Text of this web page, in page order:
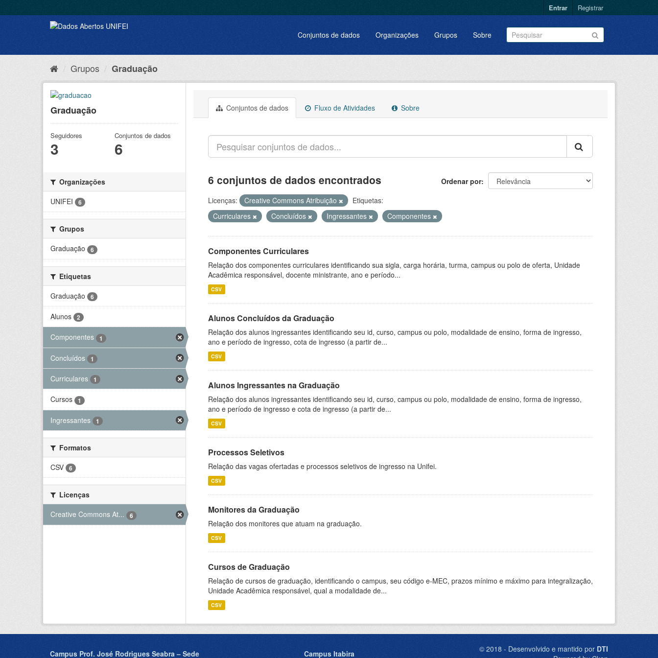
Entrar Registrar
Conjuntos de dados Organizações Grupos Sobre
Grupos Graduação
Graduação
Seguidores
3
Conjuntos de dados
6
Organizações
UNIFEI
6
Grupos
Graduação
6
Etiquetas
Graduação
6
Alunos 2
Componentes 1
Concluídos 1
Curriculares 1
Cursos 1
Ingressantes 1
Formatos
CSV
6
Licenças
Creative Commons At...
6
Conjuntos de dados Fluxo de Atividades Sobre
Ordenar por
6 conjuntos de dados encontrados
Licenças: Creative Commons Atribuição
Etiquetas:
Curriculares
Concluídos Ingressantes Componentes
Componentes Curriculares
Relação dos componentes curriculares identificando sua sigla, carga horária, turma, campus ou polo de oferta, Unidade
Acadêmica responsável, docente ministrante, ano e período...
CSV
Alunos Concluídos da Graduação
Relação dos alunos ingressantes identificando seu id, curso, campus ou polo, modalidade de ensino, forma de ingresso,
ano e período de ingresso, cota de ingresso (a partir de...
CSV
Alunos Ingressantes na Graduação
Relação dos alunos ingressantes identificando seu id, curso, campus ou polo, modalidade de ensino, forma de ingresso,
ano e período de ingresso e cota de ingresso (a partir de...
CSV
Processos Seletivos
Relação das vagas ofertadas e processos seletivos de ingresso na Unifei.
CSV
Monitores da Graduação
Relação dos monitores que atuam na graduação.
CSV
Cursos de Graduação
Relação de cursos de graduação, identificando o campus, seu código e-MEC, prazos mínimo e máximo para integralização,
Unidade Acadêmica responsável, qual a modalidade de...
CSV
Campus Prof. José Rodrigues Seabra – Sede Campus Itabira © 2018 - Desenvolvido e mantido por DTI